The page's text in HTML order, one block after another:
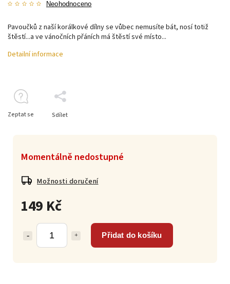
Neohodnoceno
149 Kč
Přidat do košíku
Momentálně nedostupné
Možnosti doručení
Pavoučků z naší korálkové dílny se vůbec nemusíte bát, nosí totiž
štěstí...a ve vánočních přáních má štěstí své místo...
Detailní informace
Zeptat se Sdílet